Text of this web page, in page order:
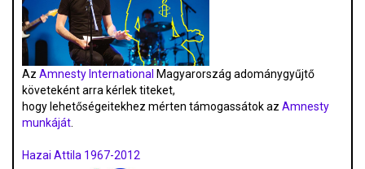
Az Amnesty International Magyarország adománygyűjtő
követeként arra kérlek titeket,
hogy lehetőségeitekhez mérten támogassátok az Amnesty
munkáját
Hazai Attila 1967-2012